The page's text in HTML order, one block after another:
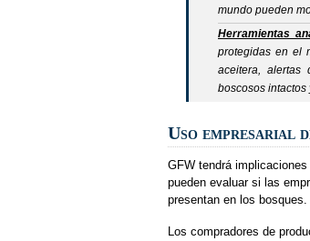
mundo pueden
Herramientas
protegidas en el
aceitera, alertas
boscosos intactos
Uso empresarial
GFW tendrá
pueden evaluar si las
presentan en los bosques.
Los compradores de